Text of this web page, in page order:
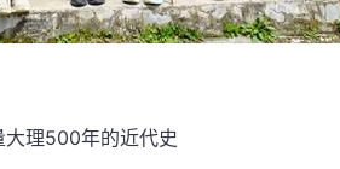
大理500年的近代史